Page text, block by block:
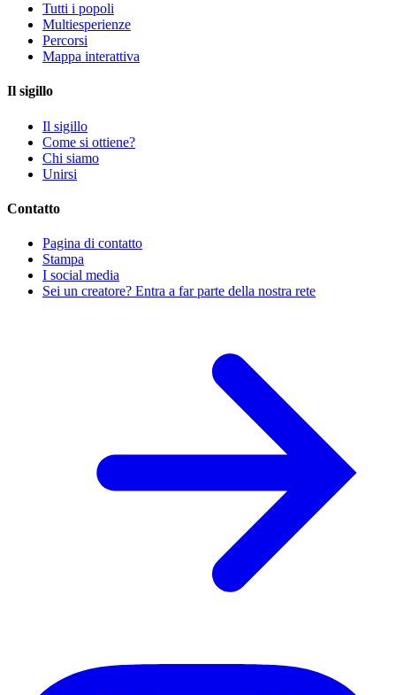
Tutti i popoli
Multiesperienze
Percorsi
Mappa interattiva
Il sigillo
Il sigillo
Come si ottiene?
Chi siamo
Unirsi
Contatto
Pagina di contatto
Stampa
I social media
Sei un creatore? Entra a far parte della nostra rete